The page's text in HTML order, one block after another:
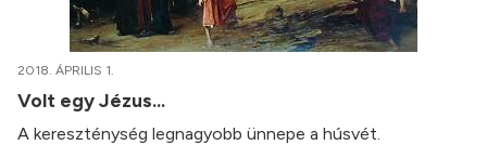
2018. ÁPRILIS 1.
Volt egy Jézus...
A kereszténység legnagyobb ünnepe a húsvét.